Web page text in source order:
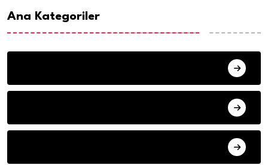
Ana Kategoriler